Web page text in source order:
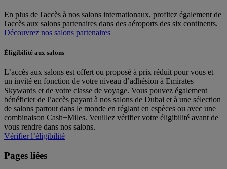
En plus de l'accès à nos salons internationaux, profitez également de
l'accès aux salons partenaires dans des aéroports des six continents.
Découvrez nos salons partenaires
Éligibilité aux salons
L’accès aux salons est offert ou proposé à prix réduit pour vous et
un invité en fonction de votre niveau d’adhésion à Emirates
Skywards et de votre classe de voyage. Vous pouvez également
bénéficier de l’accès payant à nos salons de Dubai et à une sélection
de salons partout dans le monde en réglant en espèces ou avec une
combinaison Cash+Miles. Veuillez vérifier votre éligibilité avant de
vous rendre dans nos salons.
Vérifier l’éligibilité
Pages liées